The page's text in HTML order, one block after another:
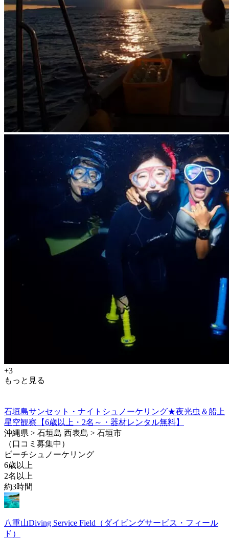
+3
もっと見る
石垣島サンセット・ナイトシュノーケリング★夜光虫＆船上
星空観察【6歳以上・2名～・器材レンタル無料】
沖縄県 > 石垣島 西表島 > 石垣市
（口コミ募集中）
ビーチシュノーケリング
6歳以上
2名以上
約3時間
八重山Diving Service Field（ダイビングサービス・フィール
ド）